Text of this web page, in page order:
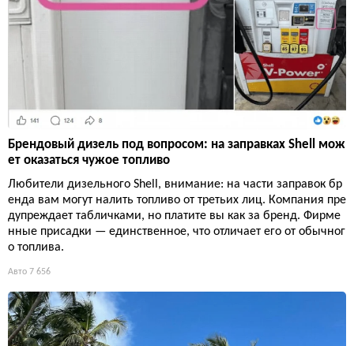
Брендовый дизель под вопросом: на заправках Shell мож
ет оказаться чужое топливо
Любители дизельного Shell, внимание: на части заправок бр
енда вам могут налить топливо от третьих лиц. Компания пре
дупреждает табличками, но платите вы как за бренд. Фирме
нные присадки — единственное, что отличает его от обычног
о топлива.
Авто 7 656